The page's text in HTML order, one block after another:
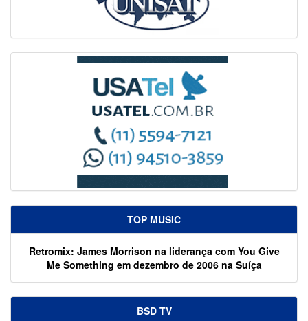
TOP MUSIC
Retromix: James Morrison na liderança com You Give
Me Something em dezembro de 2006 na Suíça
BSD TV